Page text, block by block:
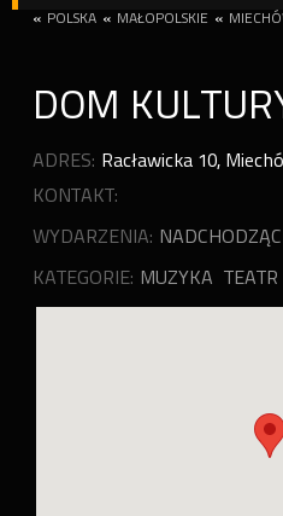
« POLSKA « MAŁOPOLSKIE «
DOM
ADRES: Racławicka 10,
KONTAKT:
WYDARZENIA:
KATEGORIE: MUZYKA TEATR